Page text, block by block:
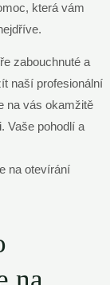
která vám
zabouchnuté a
naší profesionální
na vás okamžitě
Vaše pohodlí a